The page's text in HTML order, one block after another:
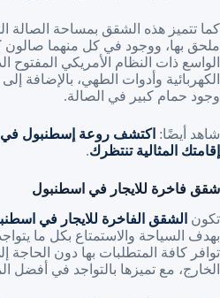
كما تتميز هذه الشقق بمساحة الصالة
ملحق بها، ووجود في كل منهما صالون
الواسع ذات النظام الأمريكي المفتوح
الكهربائية وأدوات الطهي، بالإضافة
وجود حمام كبير في الصالة.
شاهد أيضًا: اكتشف روعة إسطنبول في
إقامتك المثالية تنتظرك.
شقق فاخرة للايجار في اسطنبول
تكون الشقق الفاخرة للايجار في
بهدف السياحة والاستمتاع بكل ما
توافر كافة المتطلبات بها دون
الخارج، مع تميزها بالتواجد في أفضل